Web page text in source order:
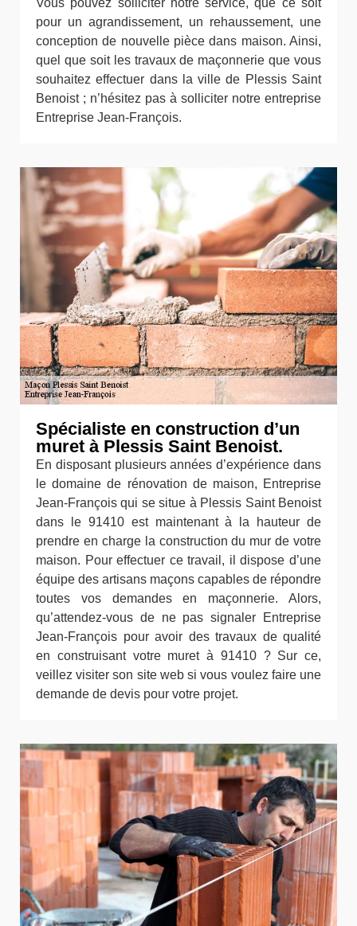
pour un agrandissement, un rehaussement, une
conception de nouvelle pièce dans maison. Ainsi,
quel que soit les travaux de maçonnerie que vous
souhaitez effectuer dans la ville de Plessis Saint
Benoist ; n’hésitez pas à solliciter notre entreprise
Entreprise Jean-François.
Spécialiste en construction d’un
muret à Plessis Saint Benoist.
En disposant plusieurs années d’expérience dans
le domaine de rénovation de maison, Entreprise
Jean-François qui se situe à Plessis Saint Benoist
dans le 91410 est maintenant à la hauteur de
prendre en charge la construction du mur de votre
maison. Pour effectuer ce travail, il dispose d’une
équipe des artisans maçons capables de répondre
toutes vos demandes en maçonnerie. Alors,
qu’attendez-vous de ne pas signaler Entreprise
Jean-François pour avoir des travaux de qualité
en construisant votre muret à 91410 ? Sur ce,
veillez visiter son site web si vous voulez faire une
demande de devis pour votre projet.